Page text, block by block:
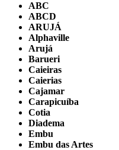
ABC
ABCD
ARUJÁ
Alphaville
Arujá
Barueri
Caieiras
Caierias
Cajamar
Carapicuíba
Cotia
Diadema
Embu
Embu das Artes